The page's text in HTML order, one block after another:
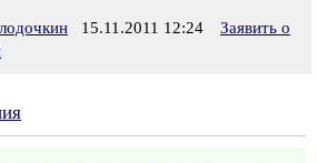
15.11.2011 12:24
Заявить о